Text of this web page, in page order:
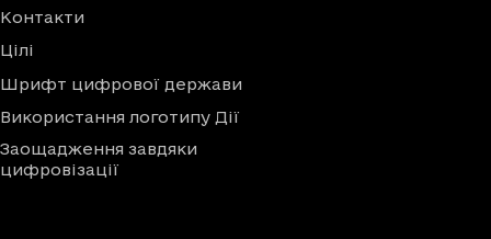
Контакти
Цілі
Шрифт цифрової держави
Використання логотипу Дії
Заощадження завдяки
цифровізації